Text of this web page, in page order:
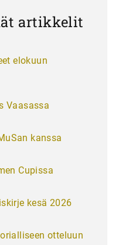
artikkelit
elokuun
Vaasassa
kanssa
Cupissa
kesä 2026
otteluun